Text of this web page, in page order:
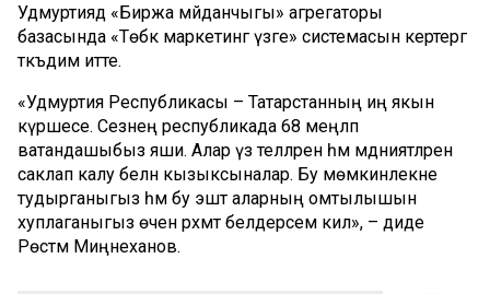
Удмуртиядә «Биржа мәйданчыгы» агрегаторы
базасында «Төбәк маркетинг үзәге» системасын кертергә
тәкъдим итте.
«Удмуртия Республикасы – Татарстанның иң якын
күршесе. Сезнең республикада 68 меңләп
ватандашыбыз яши. Алар үз телләрен һәм мәдәниятләрен
саклап калу белән кызыксыналар. Бу мөмкинлекне
тудырганыгыз һәм бу эштә аларның омтылышын
хуплаганыгыз өчен рәхмәт белдерәсем килә», – диде
Рөстәм Миңнеханов.